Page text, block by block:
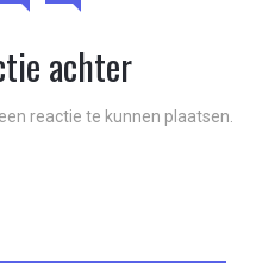
achter
reactie te kunnen plaatsen.